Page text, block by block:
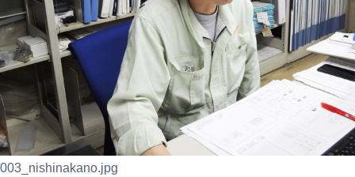
003_nishinakano.jpg